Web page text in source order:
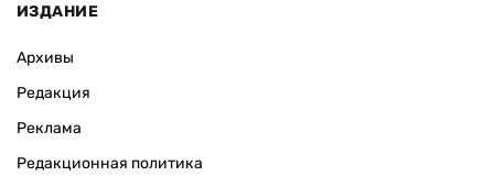
ИЗДАНИЕ
Архивы
Редакция
Реклама
Редакционная политика